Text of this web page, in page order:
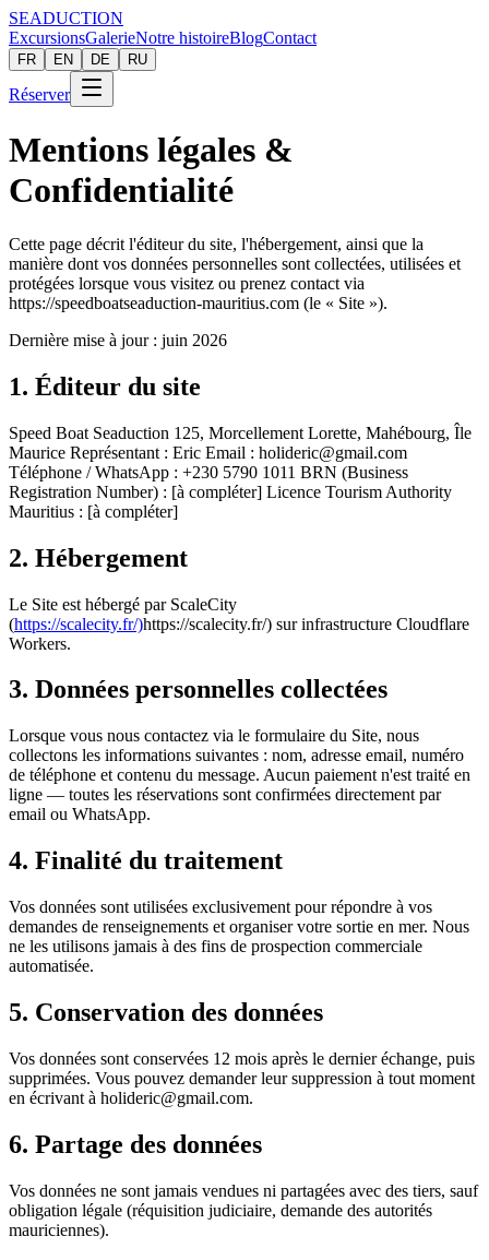
SEADUCTION
ExcursionsGalerieNotre histoireBlogContact
FR EN DE RU
Réserver
Mentions légales &
Confidentialité
Cette page décrit l'éditeur du site, l'hébergement, ainsi que la
manière dont vos données personnelles sont collectées, utilisées et
protégées lorsque vous visitez ou prenez contact via
https://speedboatseaduction-mauritius.com (le « Site »).
Dernière mise à jour : juin 2026
1. Éditeur du site
Speed Boat Seaduction 125, Morcellement Lorette, Mahébourg, Île
Maurice Représentant : Eric Email : holideric@gmail.com
Téléphone / WhatsApp : +230 5790 1011 BRN (Business
Registration Number) : [à compléter] Licence Tourism Authority
Mauritius : [à compléter]
2. Hébergement
Le Site est hébergé par ScaleCity
(https://scalecity.fr/)https://scalecity.fr/) sur infrastructure Cloudflare
Workers.
3. Données personnelles collectées
Lorsque vous nous contactez via le formulaire du Site, nous
collectons les informations suivantes : nom, adresse email, numéro
de téléphone et contenu du message. Aucun paiement n'est traité en
ligne — toutes les réservations sont confirmées directement par
email ou WhatsApp.
4. Finalité du traitement
Vos données sont utilisées exclusivement pour répondre à vos
demandes de renseignements et organiser votre sortie en mer. Nous
ne les utilisons jamais à des fins de prospection commerciale
automatisée.
5. Conservation des données
Vos données sont conservées 12 mois après le dernier échange, puis
supprimées. Vous pouvez demander leur suppression à tout moment
en écrivant à holideric@gmail.com.
6. Partage des données
Vos données ne sont jamais vendues ni partagées avec des tiers, sauf
obligation légale (réquisition judiciaire, demande des autorités
mauriciennes).